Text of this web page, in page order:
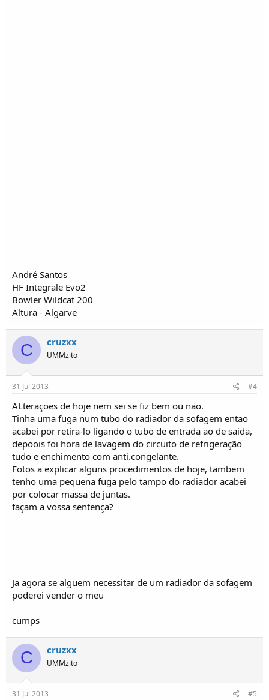
André Santos
HF Integrale Evo2
Bowler Wildcat 200
Altura - Algarve
C cruzxx
UMMzito
31 Jul 2013 #4
ALteraçoes de hoje nem sei se fiz bem ou nao.
Tinha uma fuga num tubo do radiador da sofagem entao
acabei por retira-lo ligando o tubo de entrada ao de saida,
depoois foi hora de lavagem do circuito de refrigeração
tudo e enchimento com anti.congelante.
Fotos a explicar alguns procedimentos de hoje, tambem
tenho uma pequena fuga pelo tampo do radiador acabei
por colocar massa de juntas.
façam a vossa sentença?
Ja agora se alguem necessitar de um radiador da sofagem
poderei vender o meu
cumps
C cruzxx
UMMzito
31 Jul 2013 #5